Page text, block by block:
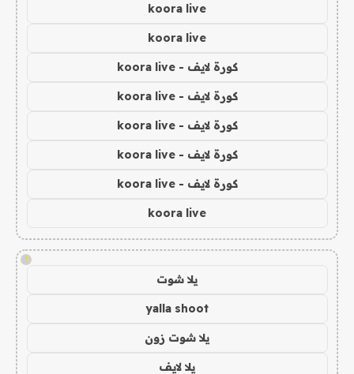
koora live
koora live
كورة لايف - koora live
كورة لايف - koora live
كورة لايف - koora live
كورة لايف - koora live
كورة لايف - koora live
koora live
!
يلا شوت
yalla shoot
يلا شوت زون
يلا لايف